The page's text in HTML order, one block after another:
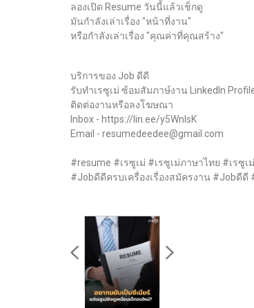
ลองเปิด Resume วันนี้แล้วเช็กดู
มันกำลังเล่าเรื่อง "หน้าที่งาน"
หรือกำลังเล่าเรื่อง "คุณค่าที่คุณสร้าง"
บริการของ Job ดีดี
รับทำเรซูเม่ ซ้อมสัมภาษ์งาน LinkedIn
ติดต่องานหรือลงโฆษณา
Inbox - https://lin.ee/y5WnIsK
Email - resumedeedee@gmail.com
#resume #เรซูเม่ #เรซูเม่ภาษาไทย #เร
#Jobดีดีครบเครื่องเรื่องสมัครงาน #Jobดี